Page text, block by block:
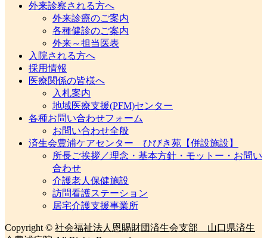
外来診察される方へ
外来診療のご案内
各種健診のご案内
外来～担当医表
入院される方へ
採用情報
医療関係の皆様へ
入札案内
地域医療支援(PFM)センター
各種お問い合わせフォーム
お問い合わせ全般
済生会豊浦ケアセンター ひびき苑【併設施設】
所長ご挨拶／理念・基本方針・モットー・お問い
合わせ
介護老人保健施設
訪問看護ステーション
居宅介護支援事業所
Copyright © 社会福祉法人恩賜財団済生会支部 山口県済生